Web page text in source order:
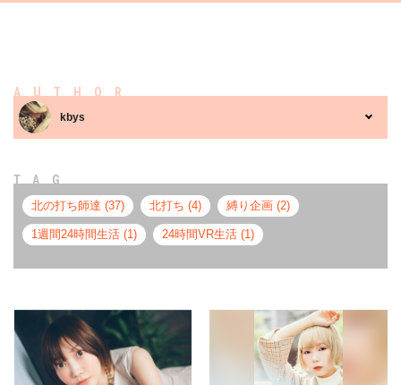
AUTHOR
kbys
TAG
北の打ち師達 (37) 北打ち (4) 縛り企画 (2)
1週間24時間生活 (1) 24時間VR生活 (1)